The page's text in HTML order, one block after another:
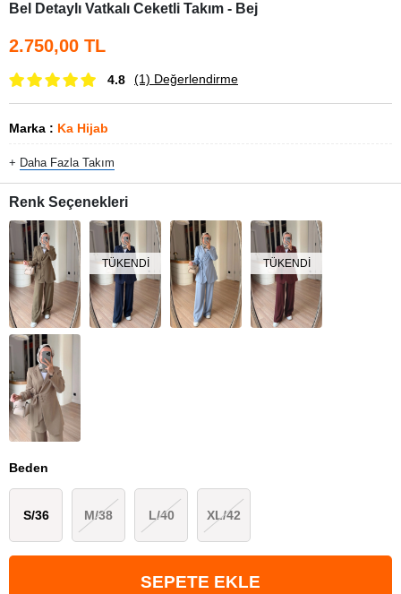
Bel Detaylı Vatkalı Ceketli Takım - Bej
2.750,00 TL
4.8 (1) Değerlendirme
Marka : Ka Hijab
+ Daha Fazla Takım
Renk Seçenekleri
TÜKENDI TÜKENDI
Beden
S/36 M/38 L/40 XL/42